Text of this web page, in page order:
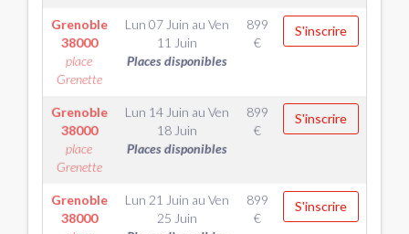
Grenoble
38000
place
Grenette
Lun 07 Juin au Ven
11 Juin
Places disponibles
899
€
S'inscrire
Grenoble
38000
place
Grenette
Lun 14 Juin au Ven
18 Juin
Places disponibles
899
€
S'inscrire
Grenoble
38000
Lun 21 Juin au Ven
25 Juin
899
€
S'inscrire